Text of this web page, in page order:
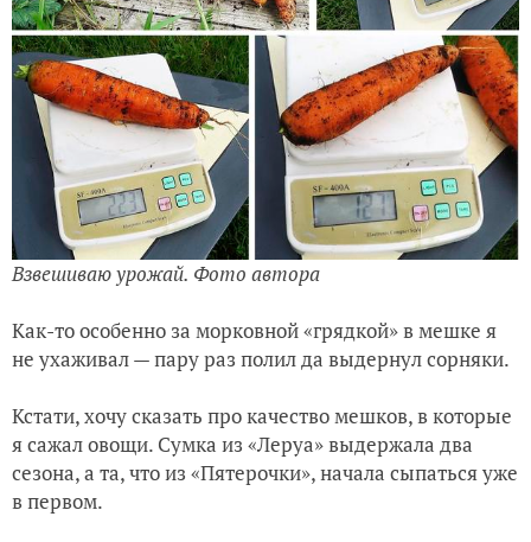
Взвешиваю урожай. Фото автора
Как-то особенно за морковной «грядкой» в мешке я
не ухаживал — пару раз полил да выдернул сорняки.
Кстати, хочу сказать про качество мешков, в которые
я сажал овощи. Сумка из «Леруа» выдержала два
сезона, а та, что из «Пятерочки», начала сыпаться уже
в первом.